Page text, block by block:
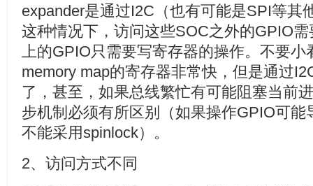
expander是通过I2C（也有可能是SPI等其
这种情况下，访问这些SOC之外的GPIO
上的GPIO只需要写寄存器的操作。不要
memory map的寄存器非常快，但是通过
了，甚至，如果总线繁忙有可能阻塞当前
步机制必须有所区别（如果操作GPIO可
不能采用spinlock）。
2、访问方式不同